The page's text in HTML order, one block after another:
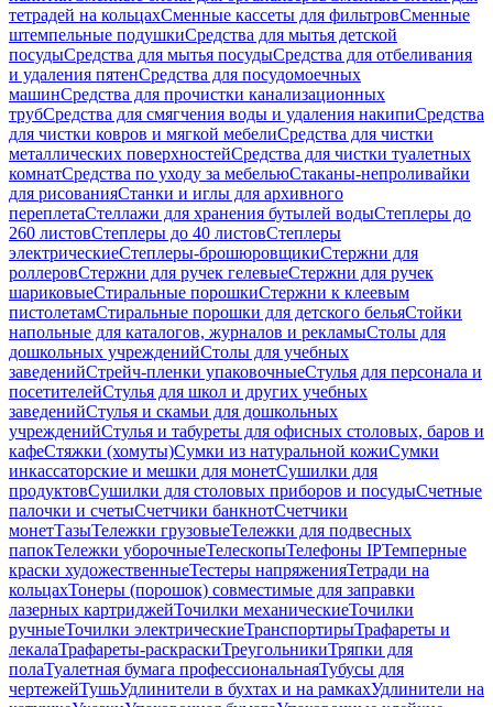
тетрадей на кольцахСменные кассеты для фильтровСменные
штемпельные подушкиСредства для мытья детской
посудыСредства для мытья посудыСредства для отбеливания
и удаления пятенСредства для посудомоечных
машинСредства для прочистки канализационных
трубСредства для смягчения воды и удаления накипиСредства
для чистки ковров и мягкой мебелиСредства для чистки
металлических поверхностейСредства для чистки туалетных
комнатСредства по уходу за мебельюСтаканы-непроливайки
для рисованияСтанки и иглы для архивного
переплетаСтеллажи для хранения бутылей водыСтеплеры до
260 листовСтеплеры до 40 листовСтеплеры
электрическиеСтеплеры-брошюровщикиСтержни для
роллеровСтержни для ручек гелевыеСтержни для ручек
шариковыеСтиральные порошкиСтержни к клеевым
пистолетамСтиральные порошки для детского бельяСтойки
напольные для каталогов, журналов и рекламыСтолы для
дошкольных учрежденийСтолы для учебных
заведенийСтрейч-пленки упаковочныеСтулья для персонала и
посетителейСтулья для школ и других учебных
заведенийСтулья и скамьи для дошкольных
учрежденийСтулья и табуреты для офисных столовых, баров и
кафеСтяжки (хомуты)Сумки из натуральной кожиСумки
инкассаторские и мешки для монетСушилки для
продуктовСушилки для столовых приборов и посудыСчетные
палочки и счетыСчетчики банкнотСчетчики
монетТазыТележки грузовыеТележки для подвесных
папокТележки уборочныеТелескопыТелефоны IPТемперные
краски художественныеТестеры напряженияТетради на
кольцахТонеры (порошок) совместимые для заправки
лазерных картриджейТочилки механическиеТочилки
ручныеТочилки электрическиеТранспортирыТрафареты и
лекалаТрафареты-раскраскиТреугольникиТряпки для
полаТуалетная бумага профессиональнаяТубусы для
чертежейТушьУдлинители в бухтах и на рамкахУдлинители на